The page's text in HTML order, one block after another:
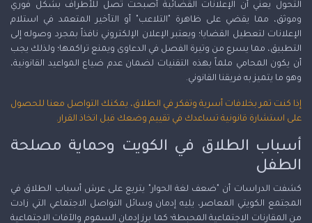
التحول يعني أن الإعلانات القضائية أصبحت تصل للأطراف بشكل فوري
وموثق، مما يقضي على ظاهرة "التلاعب" أو التأخير المتعمد في استلام
الإعلانات لتعطيل القضايا؛ ويعتبر الإعلان الإلكتروني نافذاً بمجرد وصوله إلى
التطبيق، مما يسرع من وتيرة الفصل في الدعاوى ويمنع تراكمها؛ ولذلك يجب
أن يكون المحامي ملماً بهذه التقنيات لضمان عدم ضياع المواعيد القانونية،
وهو ما يتميز به فريقنا القانوني.
إذا كنت تمر بخلافات أسرية وتفكر في الطلاق، يمكنك التواصل معنا للحصول
على استشارة قانونية تساعدك في تقييم وضعك قبل اتخاذ القرار.
أسباب الطلاق في الكويت وحماية مصلحة
الطفل
كشفت الدراسات أن "ضعف لغة الحوار" يتربع على عرش أسباب الطلاق في
المجتمع الكويتي المعاصر، يليه إدمان وسائل التواصل الاجتماعي التي زادت
من المقارنات الاجتماعية المحبطة؛ كما برز إدمان السموم والآفات الاجتماعية